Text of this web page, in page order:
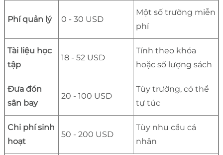
Phí quản lý 0 - 30 USD
Một số trường miễn
phí
Tài liệu học
tập
18 - 52 USD
Tính theo khóa
hoặc số lượng sách
Đưa đón
sân bay
20 - 100 USD
Tùy trường, có thể
tự túc
Chi phí sinh
hoạt
50 - 200 USD
Tùy nhu cầu cá
nhân